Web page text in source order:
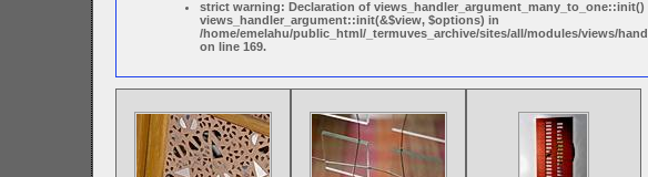
strict warning: Declaration of
views_handler_argument::init(&$view, $options) in
/home/emelahu/public_html/_termuves_archive/sites/all/modules/views/
on line 169.